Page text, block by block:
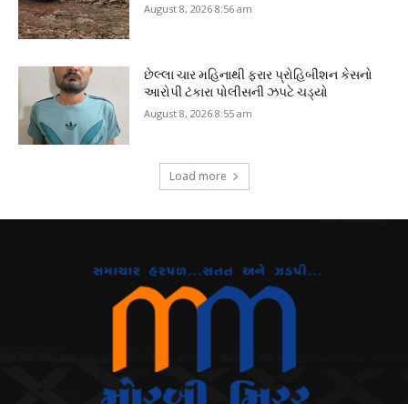
August 8, 2026 8:56 am
છેલ્લા ચાર મહિનાથી ફરાર પ્રોહિબીશન કેસનો
આરોપી ટંકારા પોલીસની ઝપટે ચડ્યો
August 8, 2026 8:55 am
Load more